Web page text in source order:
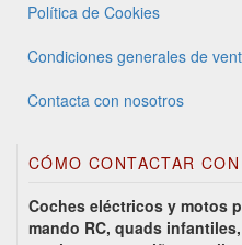
Política de Cookies
Condiciones generales de
Contacta con nosotros
CÓMO CONTACTAR
Coches eléctricos y motos
mando RC, quads